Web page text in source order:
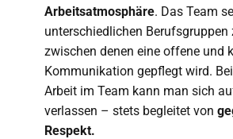
Arbeitsatmosphäre. Das Team
unterschiedlichen Berufsgruppen
zwischen denen eine offene und
Kommunikation gepflegt wird.
Arbeit im Team kann man sich
verlassen – stets begleitet von
Respekt.